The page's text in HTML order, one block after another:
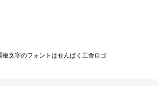
板文字のフォントはせんぱく工舎ロゴ